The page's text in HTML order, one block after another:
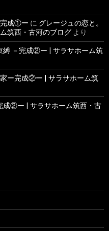
成①ー に グレージュの恋と。
筑西・古河のブログ より
縛 －完成②ー | サラサホーム筑
ー完成②ー | サラサホーム筑
成②ー | サラサホーム筑西・古